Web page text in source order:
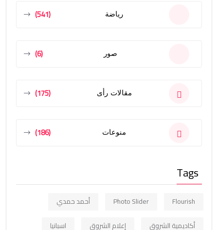
رياضة (541)
صور (6)
مقالات رأى (175)
منوعات (186)
Tags
Flourish
Photo Slider
أحمد حمدي
أكاديمية الشروق
إعلام الشروق
اسبانيا